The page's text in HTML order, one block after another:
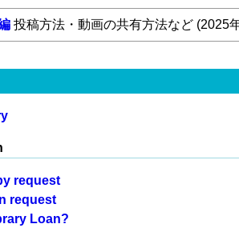
投稿方法・動画の共有方法など (2025
request
request
Loan?